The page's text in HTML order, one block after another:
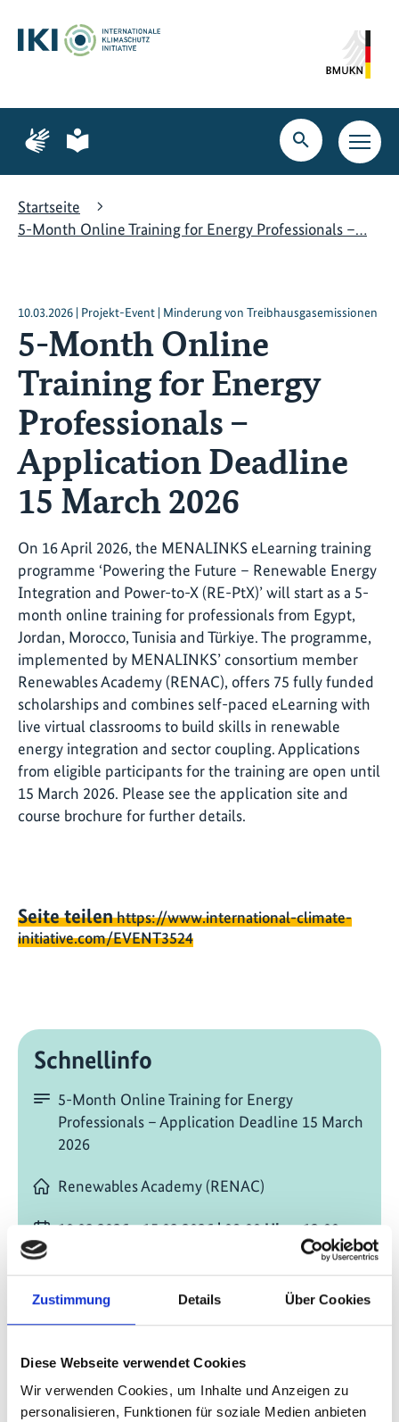
Zustimmung Details Über Cookies
Diese Webseite verwendet Cookies
Wir verwenden Cookies, um Inhalte und Anzeigen zu
personalisieren, Funktionen für soziale Medien anbieten
Hauptinhalt
springen
Suche
springen
Hauptnavigation
springen
Zur
Seite
Gebärdensprache
Zur
Seite
leichte
Suche
öffnen
Startseite
5-Month Online Training for Energy Professionals –…
10.03.2026 | Projekt-Event | Minderung von Treibhausgasemissionen
5-Month Online
Training for Energy
Professionals –
Application Deadline
15 March 2026
On 16 April 2026, the MENALINKS eLearning training
programme ‘Powering the Future – Renewable Energy
Integration and Power-to-X (RE-PtX)’ will start as a 5-
month online training for professionals from Egypt,
Jordan, Morocco, Tunisia and Türkiye. The programme,
implemented by MENALINKS’ consortium member
Renewables Academy (RENAC), offers 75 fully funded
scholarships and combines self-paced eLearning with
live virtual classrooms to build skills in renewable
energy integration and sector coupling. Applications
from eligible participants for the training are open until
15 March 2026. Please see the application site and
course brochure for further details.
Seite teilenhttps://www.international-climate-
initiative.com/EVENT3524
Schnellinfo
5-Month Online Training for Energy
Professionals – Application Deadline 15 March
2026
Renewables Academy (RENAC)
10.03.2026 - 15.03.2026| 08:00Uhr- 12:00
Zeitzone wechseln [?]